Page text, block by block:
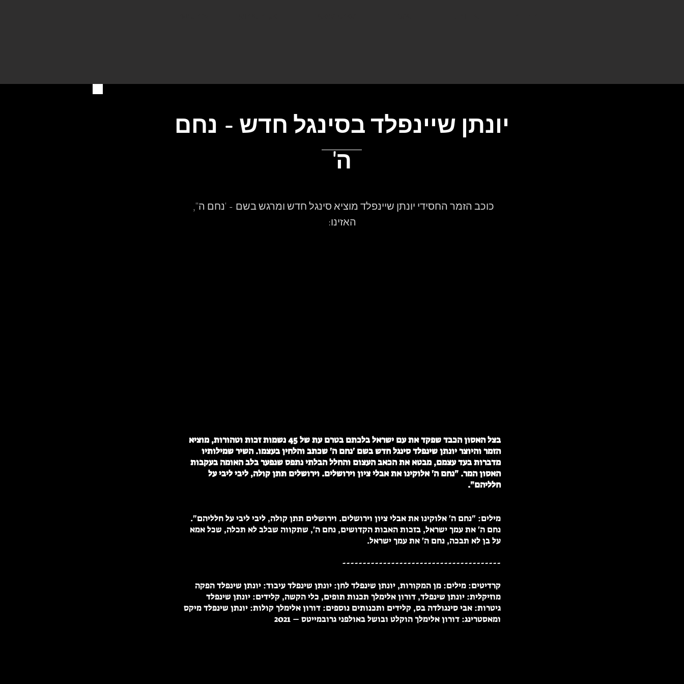
יונתן שיינפלד בסינגל חדש - נחם
ה'
כוכב הזמר החסידי יונתן שיינפלד מוציא סינגל חדש ומרגש בשם - 'נחם ה'',
האזינו:
בצל האסון הכבד שפקד את עם ישראל בלכתם בטרם עת של 45 נשמות זכות וטהורות, מוציא
הזמר והיוצר יונתן שינפלד סינגל חדש בשם 'נחם ה' שכתב והלחין בעצמו. השיר שמילותיו
מדברות בעד עצמם, מבטא את הכאב העצום והחלל הבלתי נתפס שנפער בלב האומה בעקבות
האסון המר. "נחם ה' אלוקינו את אבלי ציון וירושלים. וירושלים תתן קולה, ליבי ליבי על
חלליהם".
מילים: "נחם ה' אלוקינו את אבלי ציון וירושלים. וירושלים תתן קולה, ליבי ליבי על חלליהם".
נחם ה' את עמך ישראל, בזכות האבות הקדושים, נחם ה', שתקווה שבלב לא תכלה, שכל אמא
על בן לא תבכה, נחם ה' את עמך ישראל.
---------------------------------------
קרדיטים: מילים: מן המקורות, יונתן שינפלד לחן: יונתן שינפלד עיבוד: יונתן שינפלד הפקה
מוזיקלית: יונתן שינפלד, דורון אלימלך תכנות תופים, כלי הקשה, קלידים: יונתן שינפלד
גיטרות: אבי סינגולדה בס, קלידים ותכנותים נוספים: דורון אלימלך קולות: יונתן שינפלד מיקס
ומאסטרינג: דורון אלימלך הוקלט ובושל באולפני גרובמייטס – 2021